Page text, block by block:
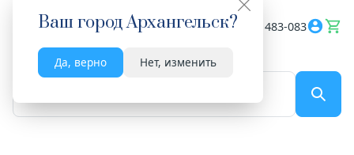
Ваш городАрхангельск?
Да, верно Нет, изменить
Весь сайт 8182 483-083